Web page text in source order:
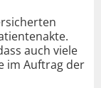
auch viele
im Auftrag der